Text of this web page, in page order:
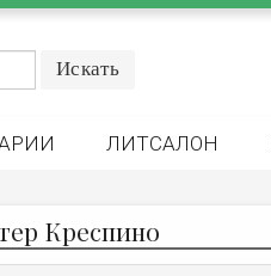
ЛИТСАЛОН
Креспино